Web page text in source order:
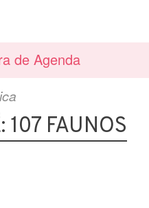
de Agenda
107 FAUNOS